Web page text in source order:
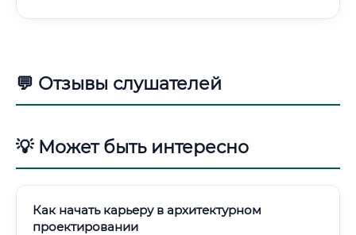
💬 Отзывы слушателей
💡 Может быть интересно
Как начать карьеру в архитектурном
проектировании